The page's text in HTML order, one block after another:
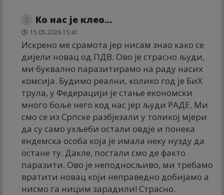
Ко нас је клео...
15.05.2026 15:41
Искрено ме срамота јер нисам знао како се
дијели новац од ПДВ. Ово је страсно људи,
ми буквално паразитирамо на раду насих
комсија. Будимо реални, колико год је БиХ
трула, у Федерацији је стање економски
много боље него код нас јер људи РАДЕ. Ми
смо се из Српске разбјезали у толикој мјери
да су само ухљеби остали овдје и понека
ендемска особа која је имала неку нузду да
остане ту. Дакле, постали смо де факто
паразити. Ово је неподносљиво, ми требамо
вратити новац који неправедно добијамо а
нисмо га ницим зарадили! Страсно.